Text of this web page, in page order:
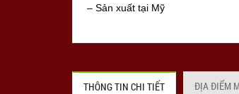
– Sản xuất tại Mỹ
***Lưu ý: Năm sản xuất của bật
khách đặt hàng.
THÔNG TIN CHI TIẾT ĐỊA ĐIỂM